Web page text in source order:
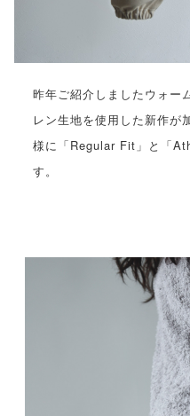
昨年ご紹介しましたウォー
レン生地を使用した新作が
様に「Regular Fit」と「
す。